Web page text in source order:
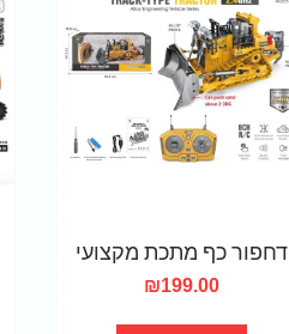
דחפור כף מתכת מקצועי
₪199.00